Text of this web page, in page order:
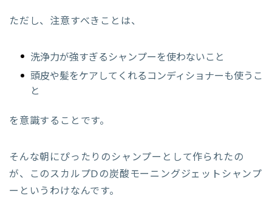
ただし、注意すべきことは、
洗浄力が強すぎるシャンプーを使わないこと
頭皮や髪をケアしてくれるコンディショナーも使うこ
と
を意識することです。
そんな朝にぴったりのシャンプーとして作られたの
が、このスカルプDの炭酸モーニングジェットシャンプ
ーというわけなんです。